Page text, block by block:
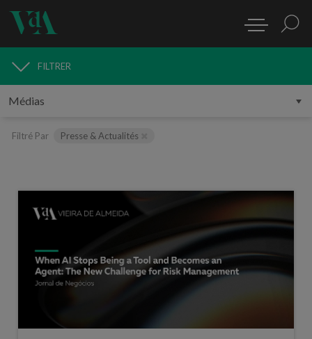
MÉDIAS
FILTRER
Filtré Par Presse & Actualités